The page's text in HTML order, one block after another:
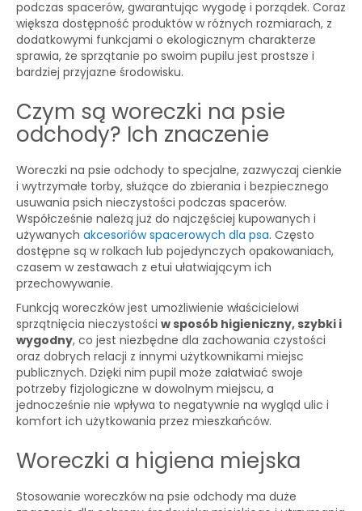
podczas spacerów, gwarantując wygodę i porządek. Coraz
większa dostępność produktów w różnych rozmiarach, z
dodatkowymi funkcjami o ekologicznym charakterze
sprawia, że sprzątanie po swoim pupilu jest prostsze i
bardziej przyjazne środowisku.
Czym są woreczki na psie
odchody? Ich znaczenie
Woreczki na psie odchody to specjalne, zazwyczaj cienkie
i wytrzymałe torby, służące do zbierania i bezpiecznego
usuwania psich nieczystości podczas spacerów.
Współcześnie należą już do najczęściej kupowanych i
używanych akcesoriów spacerowych dla psa. Często
dostępne są w rolkach lub pojedynczych opakowaniach,
czasem w zestawach z etui ułatwiającym ich
przechowywanie.
Funkcją woreczków jest umożliwienie właścicielowi
sprzątnięcia nieczystości w sposób higieniczny, szybki i
wygodny, co jest niezbędne dla zachowania czystości
oraz dobrych relacji z innymi użytkownikami miejsc
publicznych. Dzięki nim pupil może załatwiać swoje
potrzeby fizjologiczne w dowolnym miejscu, a
jednocześnie nie wpływa to negatywnie na wygląd ulic i
komfort ich użytkowania przez mieszkańców.
Woreczki a higiena miejska
Stosowanie woreczków na psie odchody ma duże